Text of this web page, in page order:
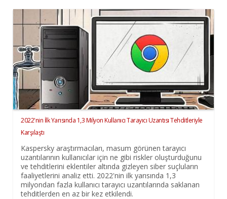
2022'nin İlk Yarısında 1,3 Milyon Kullanıcı Tarayıcı Uzantısı Tehditleriyle
Karşılaştı
Kaspersky araştırmacıları, masum görünen tarayıcı
uzantılarının kullanıcılar için ne gibi riskler oluşturduğunu
ve tehditlerini eklentiler altında gizleyen siber suçluların
faaliyetlerini analiz etti. 2022'nin ilk yarısında 1,3
milyondan fazla kullanıcı tarayıcı uzantılarında saklanan
tehditlerden en az bir kez etkilendi.